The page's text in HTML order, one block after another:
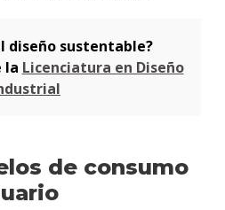
diseño sustentable?
la Licenciatura en Diseño
de consumo